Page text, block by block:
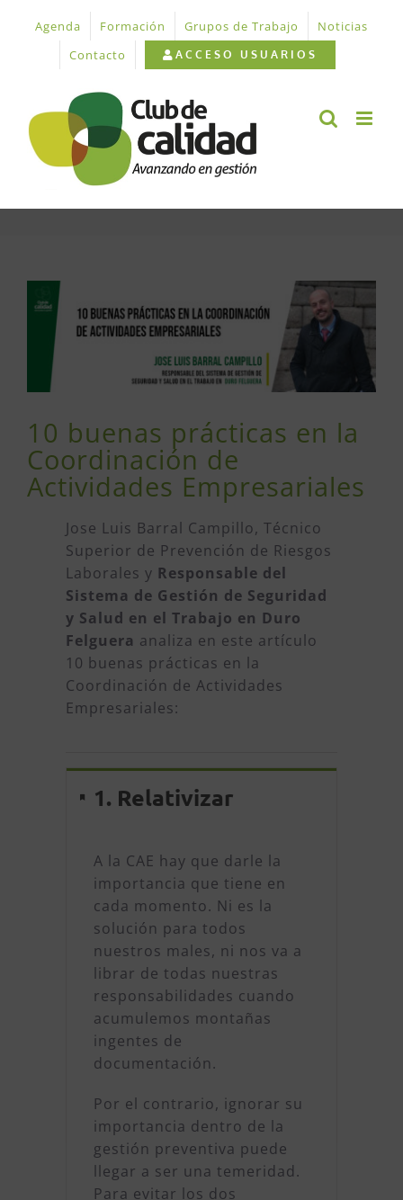
contenido
Agenda Formación Grupos de Trabajo
Noticias
Contacto
ACCESO USUARIOS
imagen
más
grande
10 buenas prácticas en la
Coordinación de
Actividades Empresariales
Jose Luis Barral Campillo, Técnico
Superior de Prevención de Riesgos
Laborales y Responsable del
Sistema de Gestión de Seguridad
y Salud en el Trabajo en Duro
Felguera analiza en este artículo
10 buenas prácticas en la
Coordinación de Actividades
Empresariales:
1. Relativizar
A la CAE hay que darle la
importancia que tiene en
cada momento. Ni es la
solución para todos
nuestros males, ni nos va a
librar de todas nuestras
responsabilidades cuando
acumulemos montañas
ingentes de
documentación.
Por el contrario, ignorar su
importancia dentro de la
gestión preventiva puede
llegar a ser una temeridad.
Para evitar los dos